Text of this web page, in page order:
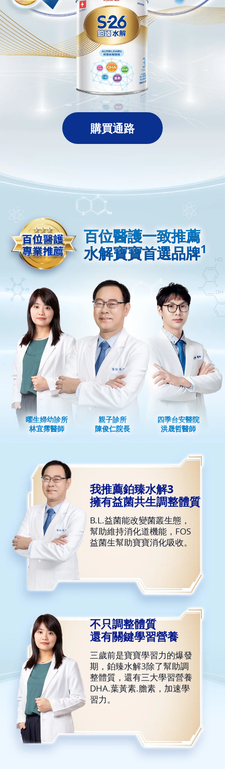
購買通路
百位醫護一致推薦
水解寶寶首選品牌1
百位醫護一致推薦
水解寶寶首選品牌1
曜生婦幼診所
林宜霈醫師
親子診所
陳俊仁院長
四季台安醫院
洪晟哲醫師
我推薦鉑臻水解3
擁有益菌共生調整體質
B.L.益菌能改變菌叢生態，
幫助維持消化道機能，FOS
益菌生幫助寶寶消化吸收。
不只調整體質
還有關鍵學習營養
三歲前是寶寶學習力的爆發
期，鉑臻水解3除了幫助調
整體質，還有三大學習營養
DHA.葉黃素.膽素，加速學
習力。